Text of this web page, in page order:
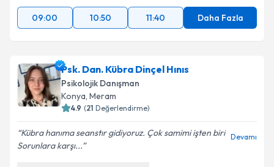
09:00
10:50 11:40 Daha Fazla
Psk. Dan. Kübra Dinçel Hınıs
Psikolojik Danışman
Konya, Meram
4.9 (21 Değerlendirme)
Kübra hanıma seanstır gidiyoruz. Çok samimi işten biri
Sorunlara karşı...
Devamı